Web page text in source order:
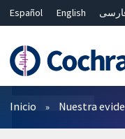
Español English
Bahasa Malaysia
ไทย
Filtros
Inicio Nuestra